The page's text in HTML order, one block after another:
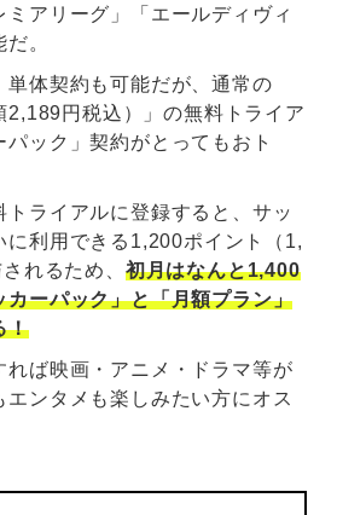
ミアリーグ」「エールディヴィ
。
単体契約も可能だが、通常の
2,189円税込）」の無料トライア
パック」契約がとってもおト
トライアルに登録すると、サッ
に利用できる1,200ポイント（1,
れるため、 初月はなんと1,400
カーパック」と「月額プラン」
！
れば映画・アニメ・ドラマ等が
エンタメも楽しみたい方にオス